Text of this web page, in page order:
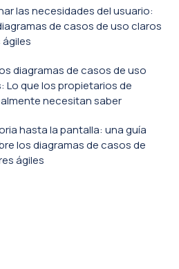
las necesidades del usuario:
de casos de uso claros
diagramas de casos de uso
Lo que los propietarios de
necesitan saber
hasta la pantalla: una guía
los diagramas de casos de
ágiles